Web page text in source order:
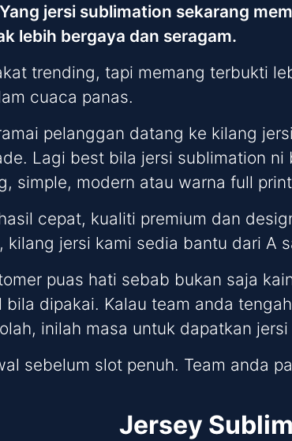
jersi sublimation sekarang
lebih bergaya dan seragam.
trending, tapi memang terbukti
cuaca panas.
pelanggan datang ke kilang
Lagi best bila jersi sublimation
simple, modern atau warna full
cepat, kualiti premium dan
kilang jersi kami sedia bantu dari A
puas hati sebab bukan saja
bila dipakai. Kalau team anda
inilah masa untuk dapatkan
sebelum slot penuh. Team anda
Jersey